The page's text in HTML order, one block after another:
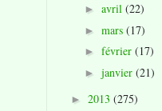
► avril (22)
► mars (17)
► février (17)
► janvier (21)
► 2013 (275)